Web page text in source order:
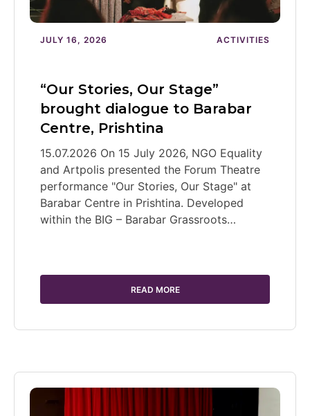
JULY 16, 2026 ACTIVITIES
“Our Stories, Our Stage”
brought dialogue to Barabar
Centre, Prishtina
15.07.2026 On 15 July 2026, NGO Equality
and Artpolis presented the Forum Theatre
performance "Our Stories, Our Stage" at
Barabar Centre in Prishtina. Developed
within the BIG – Barabar Grassroots…
READ MORE